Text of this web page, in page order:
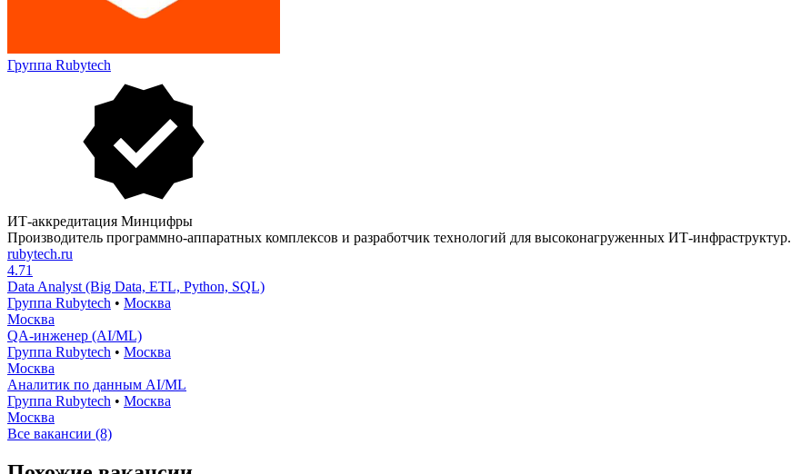
Группа Rubytech
ИТ-аккредитация Минцифры
Производитель программно-аппаратных комплексов и разработчик технологий для высоконагруженных ИТ-инфраструктур.
rubytech.ru
4.71
Data Analyst (Big Data, ETL, Python, SQL)
Группа Rubytech • Москва
Москва
QA-инженер (AI/ML)
Группа Rubytech • Москва
Москва
Аналитик по данным AI/ML
Группа Rubytech • Москва
Москва
Все вакансии (8)